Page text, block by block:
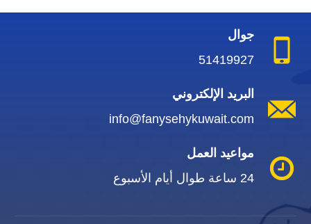
جوال
51419927
البريد الإلكتروني
info@fanysehykuwait.com
مواعيد العمل
24 ساعة طوال أيام الأسبوع